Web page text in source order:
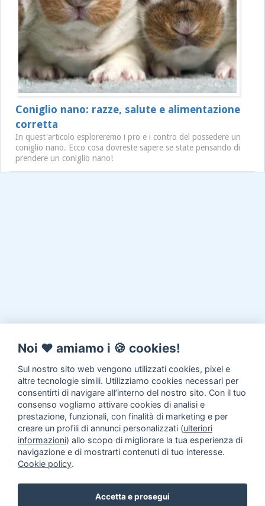
Coniglio nano: razze, salute e alimentazione
corretta
In quest'articolo esploreremo i pro e i contro del possedere un
coniglio nano. Ecco cosa dovreste sapere se state pensando di
prendere un coniglio nano!
Noi ♥️ amiamo i 🍪 cookies!
Sul nostro sito web vengono utilizzati cookies, pixel e
altre tecnologie simili. Utilizziamo cookies necessari per
consentirti di navigare all’interno del nostro sito. Con il tuo
consenso vogliamo attivare cookies di analisi e
prestazione, funzionali, con finalità di marketing e per
creare un profili di annunci personalizzati (ulteriori
informazioni) allo scopo di migliorare la tua esperienza di
navigazione e di mostrarti contenuti di tuo interesse.
Cookie policy.
Accetta e prosegui